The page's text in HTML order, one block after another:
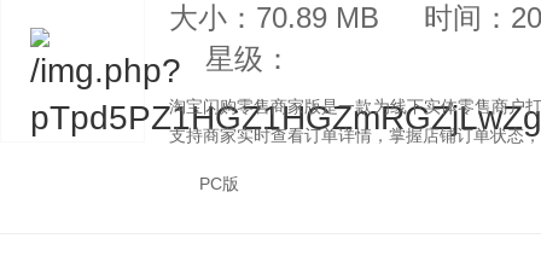
大小：70.89 MB
时间：
星级：
淘宝闪购零售商家版是一款为线下实体零售商户
支持商家实时查看订单详情，掌握店铺订单状态
PC版